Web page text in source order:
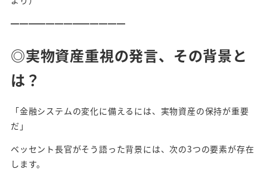
━━━━━━━━━━━━━
◎実物資産重視の発言、その背景と
は？
「金融システムの変化に備えるには、実物資産の保持が重要
だ」
ベッセント長官がそう語った背景には、次の3つの要素が存在
します。